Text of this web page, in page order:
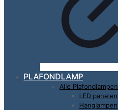
PLAFONDLAMP
Alle Plafondlampen
LED panelen
Hanglampen